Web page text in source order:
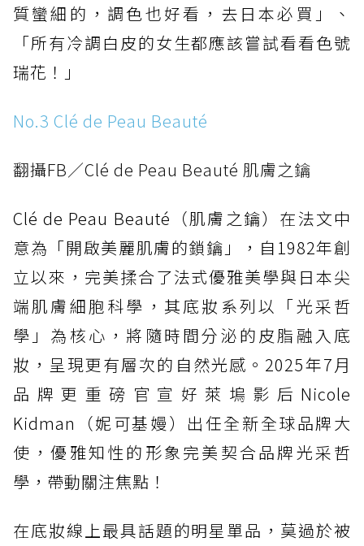
質蠻細的，調色也好看，去日本必買」、
「所有冷調白皮的女生都應該嘗試看看色號
瑞花！」
No.3 Clé de Peau Beauté
翻攝FB／Clé de Peau Beauté 肌膚之鑰
Clé de Peau Beauté（肌膚之鑰）在法文中
意為「開啟美麗肌膚的鎖鑰」，自1982年創
立以來，完美揉合了法式優雅美學與日本尖
端肌膚細胞科學，其底妝系列以「光采哲
學」為核心，將隨時間分泌的皮脂融入底
妝，呈現更有層次的自然光感。2025年7月
品牌更重磅官宣好萊塢影后Nicole
Kidman（妮可基嫚）出任全新全球品牌大
使，優雅知性的形象完美契合品牌光采哲
學，帶動關注焦點！
在底妝線上最具話題的明星單品，莫過於被